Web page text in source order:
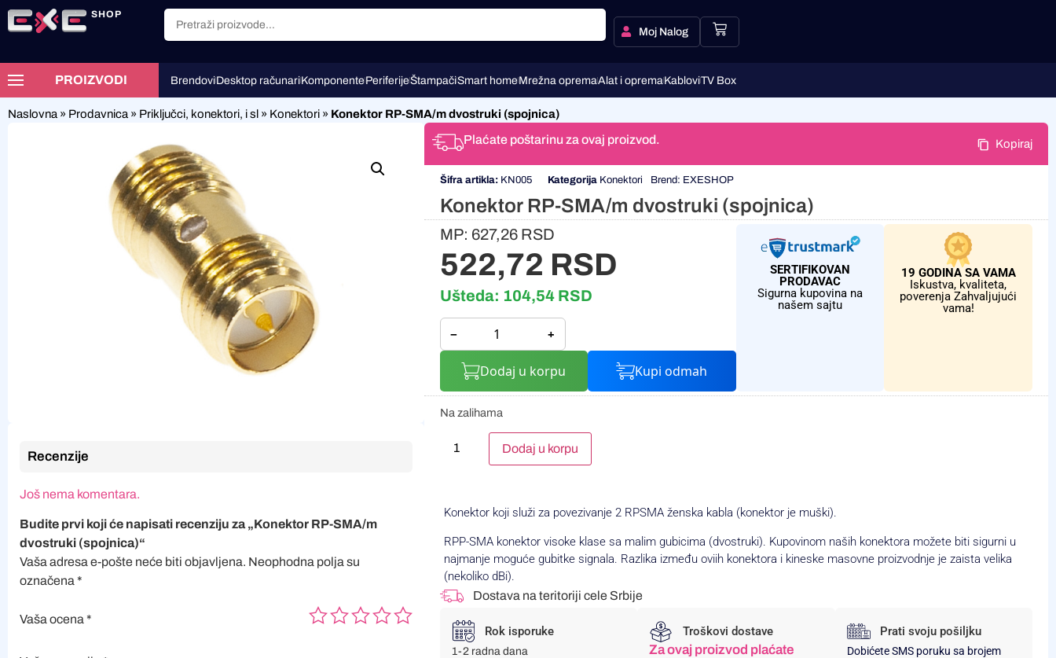
SHOP
Moj Nalog
PROIZVODI BrendoviDesktop računariKomponentePeriferijeŠtampačiSmart homeMrežna opremaAlat i opremaKabloviTV Box
Naslovna » Prodavnica » Priključci, konektori, i sl » Konektori » Konektor RP-SMA/m dvostruki (spojnica)
Recenzije
Još nema komentara.
Budite prvi koji će napisati recenziju za „Konektor RP-SMA/m
dvostruki (spojnica)“
Vaša adresa e-pošte neće biti objavljena. Neophodna polja su
označena *
Vaša ocena *
Plaćate poštarinu za ovaj proizvod. Kopiraj
Šifra artikla: KN005 Kategorija Konektori Brend: EXESHOP
Konektor RP-SMA/m dvostruki (spojnica)
MP: 627,26 RSD
522,72 RSD
Ušteda: 104,54 RSD
− +
Dodaj u korpu Kupi odmah
SERTIFIKOVAN
PRODAVAC
Sigurna kupovina na
našem sajtu
19 GODINA SA VAMA
Iskustva, kvaliteta,
poverenja Zahvaljujući
vama!
Na zalihama
Dodaj u korpu
Konektor koji služi za povezivanje 2 RPSMA ženska kabla (konektor je muški).
RPP-SMA konektor visoke klase sa malim gubicima (dvostruki). Kupovinom naših konektora možete biti sigurni u
najmanje moguće gubitke signala. Razlika između oviih konektora i kineske masovne proizvodnje je zaista velika
(nekoliko dBi).
Dostava na teritoriji cele Srbije
Rok isporuke
1-2 radna dana
Troškovi dostave
Za ovaj proizvod plaćate
Prati svoju pošiljku
Dobićete SMS poruku sa brojem